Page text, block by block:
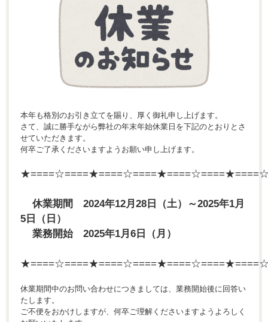
本年も格別のお引き立てを賜り、厚く御礼申し上げます。
さて、誠に勝手ながら弊社の年末年始休業日を下記のとおりとさ
せていただきます。
何卒ご了承くださいますようお願い申し上げます。
休業期間 2024年12月28日（土）～2025年1月
5日（日）
業務開始 2025年1月6日（月）
休業期間中のお問い合わせにつきましては、業務開始後に回答い
たします。
ご不便をおかけしますが、何卒ご理解くださいますようよろしく